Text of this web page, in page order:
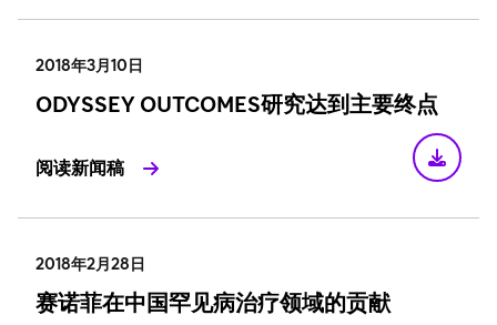
2018年3月10日
ODYSSEY OUTCOMES研究达到主要终点
阅读新闻稿
2018年2月28日
赛诺菲在中国罕见病治疗领域的贡献